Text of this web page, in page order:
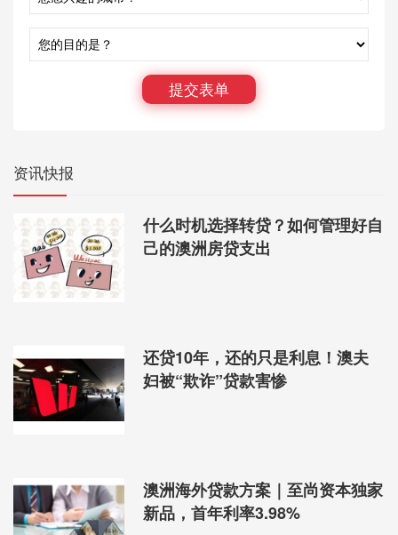
提交表单
资讯快报
什么时机选择转贷？如何管理好自
己的澳洲房贷支出
还贷10年，还的只是利息！澳夫
妇被“欺诈”贷款害惨
澳洲海外贷款方案｜至尚资本独家
新品，首年利率3.98%